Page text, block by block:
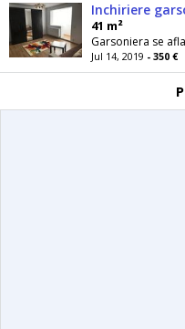
41 m²
Garsoniera se
Jul 14, 2019 - 350 €